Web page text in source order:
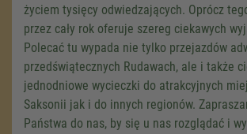
życiem tysięcy odwiedzających. Oprócz
przez cały rok oferuje szereg ciekawych
Polecać tu wypada nie tylko przejazdów
przedświątecznych Rudawach, ale i także
jednodniowe wycieczki do atrakcyjnych
Saksonii jak i do innych regionów.
Państwa do nas, by się u nas rozglądać i